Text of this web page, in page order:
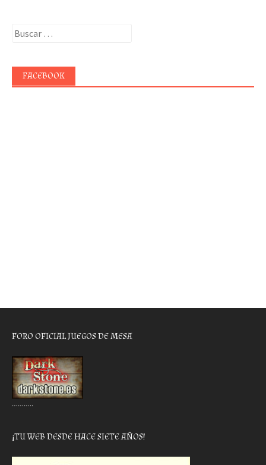
Buscar:
FACEBOOK
FORO OFICIAL JUEGOS DE MESA
………..
¡TU WEB DESDE HACE SIETE AÑOS!